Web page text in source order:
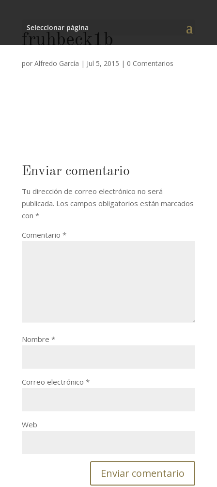
Seleccionar página
fruhbeck1b
por Alfredo García | Jul 5, 2015 | 0 Comentarios
Enviar comentario
Tu dirección de correo electrónico no será
publicada. Los campos obligatorios están marcados
con *
Comentario *
Nombre *
Correo electrónico *
Web